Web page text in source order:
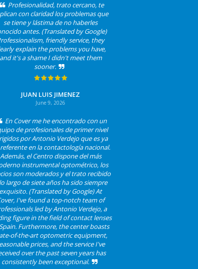
Profesionalidad, trato cercano, te
con claridad los problemas que
se tiene y lástima de no haberles
antes. (Translated by Google)
friendly service, they
explain the problems you have,
and it's a shame I didn't meet them
sooner.
JUAN LUIS JIMENEZ
June 9, 2026
En Cover me he encontrado con un
de profesionales de primer nivel
por Antonio Verdejo que es ya
en la contactología nacional.
Además, el Centro dispone del más
instrumental optométrico, los
son moderados y el trato recibido
largo de siete años ha sido siempre
exquisito. (Translated by Google) At
I've found a top-notch team of
led by Antonio Verdejo, a
figure in the field of contact lenses
Furthermore, the center boasts
of-the-art optometric equipment,
prices, and the service I've
over the past seven years has
consistently been exceptional.